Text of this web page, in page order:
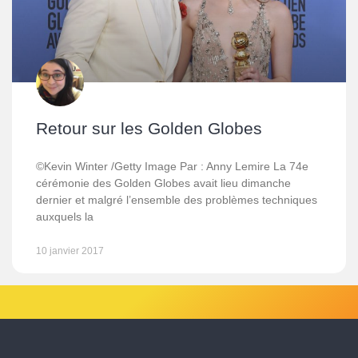
Retour sur les Golden Globes
©Kevin Winter /Getty Image Par : Anny Lemire La 74e
cérémonie des Golden Globes avait lieu dimanche
dernier et malgré l’ensemble des problèmes techniques
auxquels la
10 janvier 2017